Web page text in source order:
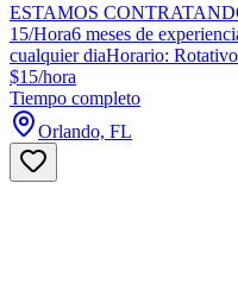
ESTAMOS
15/Hora6 meses de
cualquier diaHorario:
$15/hora
Tiempo completo
Orlando, FL